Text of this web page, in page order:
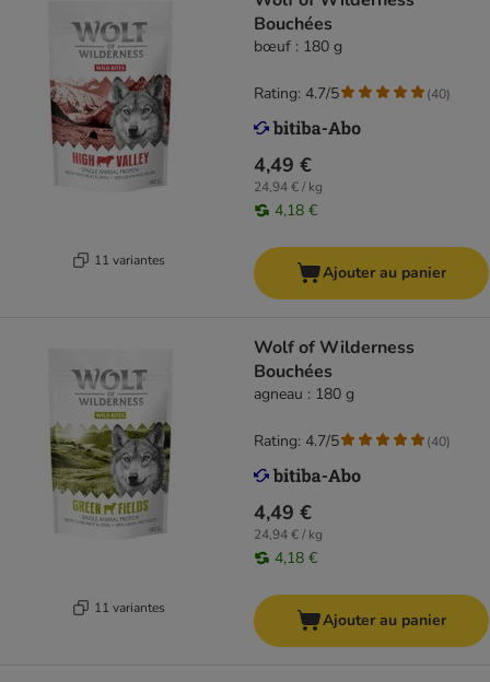
11 variantes
Bouchées
bœuf : 180 g
4,49 €
24,94 € / kg
4,18 €
Rating: 4.7/5 (40)
Ajouter au panier
11 variantes
Wolf of Wilderness
Bouchées
agneau : 180 g
4,49 €
24,94 € / kg
4,18 €
Rating: 4.7/5 (40)
Ajouter au panier